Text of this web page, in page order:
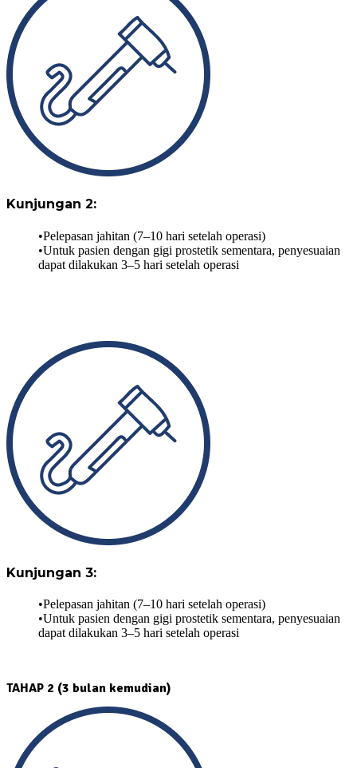
Kunjungan 2:
Pelepasan jahitan (7–10 hari setelah operasi)
Untuk pasien dengan gigi prostetik sementara, penyesuaian
dapat dilakukan 3–5 hari setelah operasi
Kunjungan 3:
Pelepasan jahitan (7–10 hari setelah operasi)
Untuk pasien dengan gigi prostetik sementara, penyesuaian
dapat dilakukan 3–5 hari setelah operasi
TAHAP 2 (3 bulan kemudian)